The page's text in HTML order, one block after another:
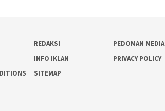
REDAKSI
PEDOMAN MEDIA
INFO IKLAN
PRIVACY POLICY
SITEMAP